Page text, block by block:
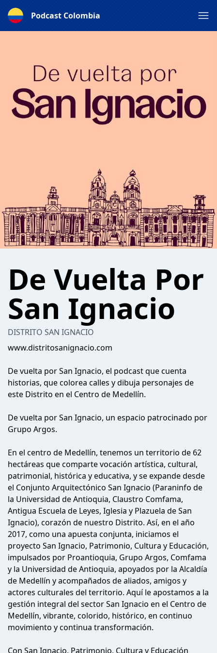
Podcast Colombia
De Vuelta Por
San Ignacio
DISTRITO SAN IGNACIO
www.distritosanignacio.com
De vuelta por San Ignacio, el podcast que cuenta
historias, que colorea calles y dibuja personajes de
este Distrito en el Centro de Medellín.
De vuelta por San Ignacio, un espacio patrocinado por
Grupo Argos.
En el centro de Medellín, tenemos un territorio de 62
hectáreas que comparte vocación artística, cultural,
patrimonial, histórica y educativa, y se expande desde
el Conjunto Arquitectónico San Ignacio (Paraninfo de
la Universidad de Antioquia, Claustro Comfama,
Antigua Escuela de Leyes, Iglesia y Plazuela de San
Ignacio), corazón de nuestro Distrito. Así, en el año
2017, como una apuesta conjunta, iniciamos el
proyecto San Ignacio, Patrimonio, Cultura y Educación,
impulsados por Proantioquia, Grupo Argos, Comfama
y la Universidad de Antioquia, apoyados por la Alcaldía
de Medellín y acompañados de aliados, amigos y
actores culturales del territorio. Aquí le apostamos a la
gestión integral del sector San Ignacio en el Centro de
Medellín, vibrante, colorido, histórico, en continuo
movimiento y continua transformación.
Con San Ignacio, Patrimonio, Cultura y Educación